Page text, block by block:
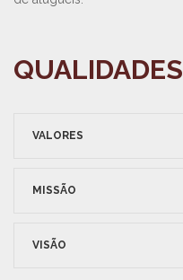
QUALIDADES
VALORES
MISSÃO
VISÃO